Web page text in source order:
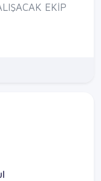
EKİP